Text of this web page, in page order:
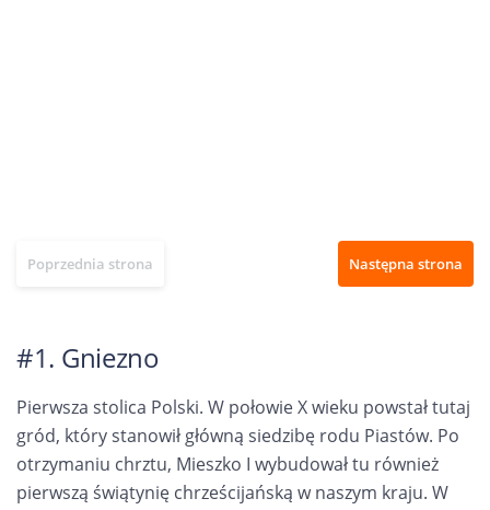
Poprzednia strona Następna strona
#1. Gniezno
Pierwsza stolica Polski. W połowie X wieku powstał tutaj
gród, który stanowił główną siedzibę rodu Piastów. Po
otrzymaniu chrztu, Mieszko I wybudował tu również
pierwszą świątynię chrześcijańską w naszym kraju. W